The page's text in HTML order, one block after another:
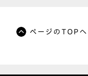
ページのTOPへ